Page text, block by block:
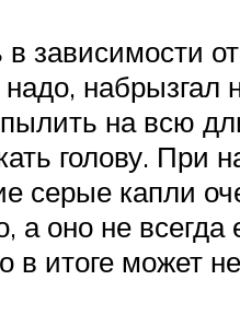
зависимости
на всю
голову. При
серые капли
оно не всегда
итоге может